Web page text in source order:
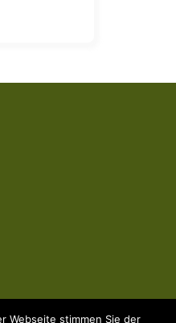
Webseite stimmen Sie der